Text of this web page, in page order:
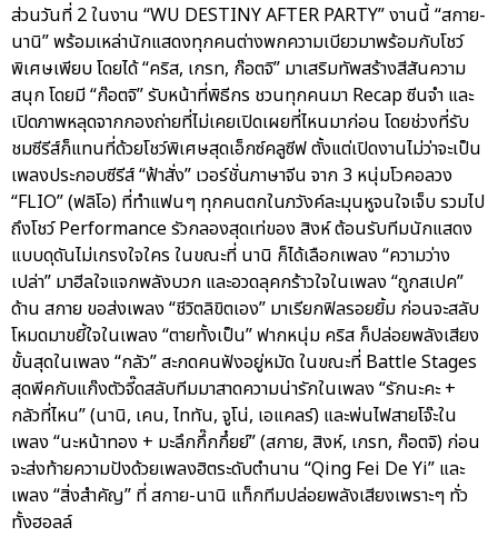
ส่วนวันที่ 2 ในงาน “WU DESTINY AFTER PARTY” งานนี้ “สกาย-
นานิ” พร้อมเหล่านักแสดงทุกคนต่างพกความเบียวมาพร้อมกับโชว์
พิเศษเพียบ โดยได้ “คริส, เกรท, ก๊อตจิ” มาเสริมทัพสร้างสีสันความ
สนุก โดยมี “ก๊อตจิ” รับหน้าที่พิธีกร ชวนทุกคนมา Recap ซีนจำ และ
เปิดภาพหลุดจากกองถ่ายที่ไม่เคยเปิดเผยที่ไหนมาก่อน โดยช่วงที่รับ
ชมซีรีส์ก็แทนที่ด้วยโชว์พิเศษสุดเอ็กซ์คลูซีฟ ตั้งแต่เปิดงานไม่ว่าจะเป็น
เพลงประกอบซีรีส์ “ฟ้าสั่ง” เวอร์ชั่นภาษาจีน จาก 3 หนุ่มโวคอลวง
“FLIO” (ฟลิโอ) ที่ทำแฟนๆ ทุกคนตกในภวังค์ละมุนหูจนใจเจ็บ รวมไป
ถึงโชว์ Performance รัวกลองสุดเท่ของ สิงห์ ต้อนรับทีมนักแสดง
แบบดุดันไม่เกรงใจใคร ในขณะที่ นานิ ก็ได้เลือกเพลง “ความว่าง
เปล่า” มาฮีลใจแจกพลังบวก และอวดลุคกร้าวใจในเพลง “ถูกสเปค”
ด้าน สกาย ขอส่งเพลง “ชีวิตลิขิตเอง” มาเรียกฟิลรอยยิ้ม ก่อนจะสลับ
โหมดมาขยี้ใจในเพลง “ตายทั้งเป็น” ฟากหนุ่ม คริส ก็ปล่อยพลังเสียง
ขั้นสุดในเพลง “กลัว” สะกดคนฟังอยู่หมัด ในขณะที่ Battle Stages
สุดพีคกับแก๊งตัวจี๊ดสลับทีมมาสาดความน่ารักในเพลง “รักนะคะ +
กลัวที่ไหน” (นานิ, เคน, ไททัน, จูโน่, เอแคลร์) และพ่นไฟสายโจ๊ะใน
เพลง “นะหน้าทอง + มะลึกกึ๊กกึ๋ยย์” (สกาย, สิงห์, เกรท, ก๊อตจิ) ก่อน
จะส่งท้ายความปังด้วยเพลงฮิตระดับตำนาน “Qing Fei De Yi” และ
เพลง “สิ่งสำคัญ” ที่ สกาย-นานิ แท็กทีมปล่อยพลังเสียงเพราะๆ ทั่ว
ทั้งฮอลล์